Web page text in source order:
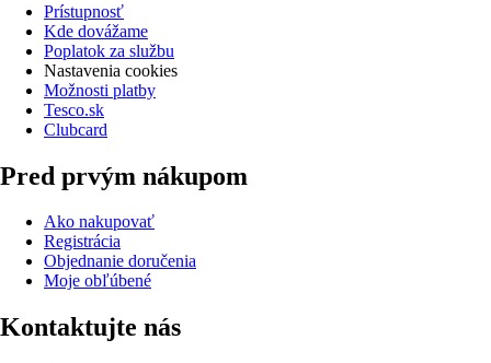
Prístupnosť
Kde dovážame
Poplatok za službu
Nastavenia cookies
Možnosti platby
Tesco.sk
Clubcard
Pred prvým nákupom
Ako nakupovať
Registrácia
Objednanie doručenia
Moje obľúbené
Kontaktujte nás